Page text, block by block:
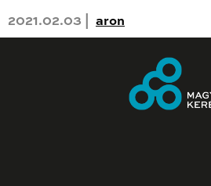
2021.02.03 | aron